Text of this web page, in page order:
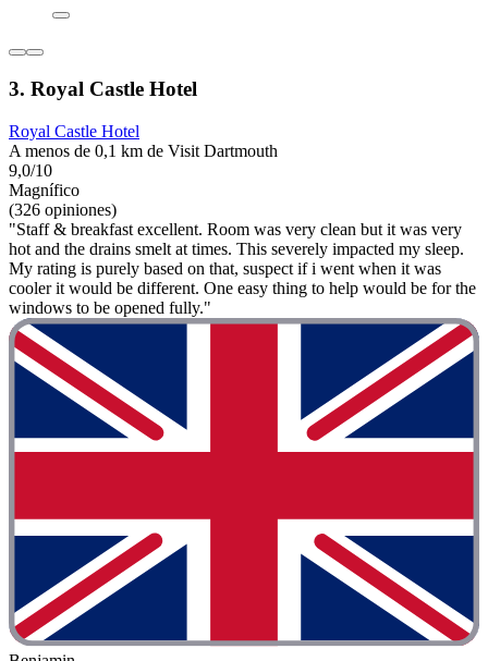
3. Royal Castle Hotel
Royal Castle Hotel
A menos de 0,1 km de Visit Dartmouth
9,0/10
Magnífico
(326 opiniones)
"Staff & breakfast excellent. Room was very clean but it was very
hot and the drains smelt at times. This severely impacted my sleep.
My rating is purely based on that, suspect if i went when it was
cooler it would be different. One easy thing to help would be for the
windows to be opened fully."